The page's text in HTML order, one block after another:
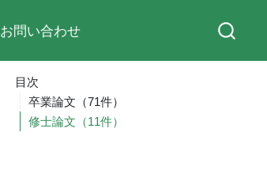
お問い合わせ
目次
卒業論文（71件）
修士論文（11件）